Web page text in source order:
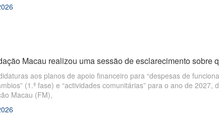
Macau realizou uma sessão de esclarecimento sobre
aos planos de apoio financeiro para “despesas de
(1.ª fase) e “actividades comunitárias” para o ano de
Macau (FM),